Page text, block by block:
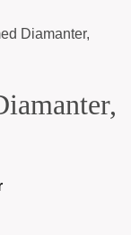
Diamanter,